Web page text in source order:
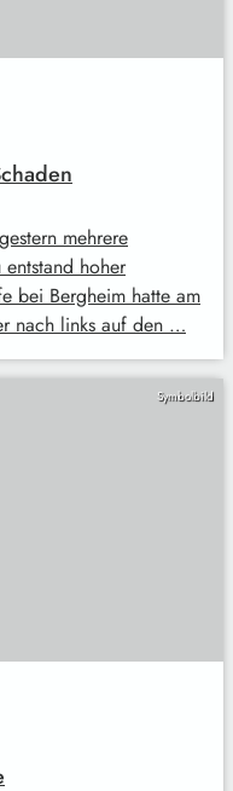
mehrere
hoher
bei Bergheim hatte am
nach links auf den …
Symbolbild